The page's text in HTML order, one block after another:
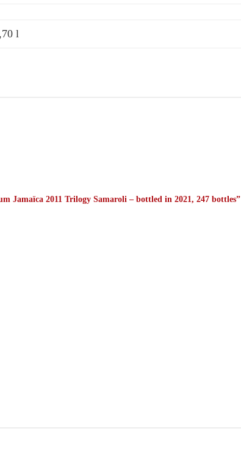
l
Jamaïca 2011 Trilogy Samaroli – bottled in 2021, 247 bottles”